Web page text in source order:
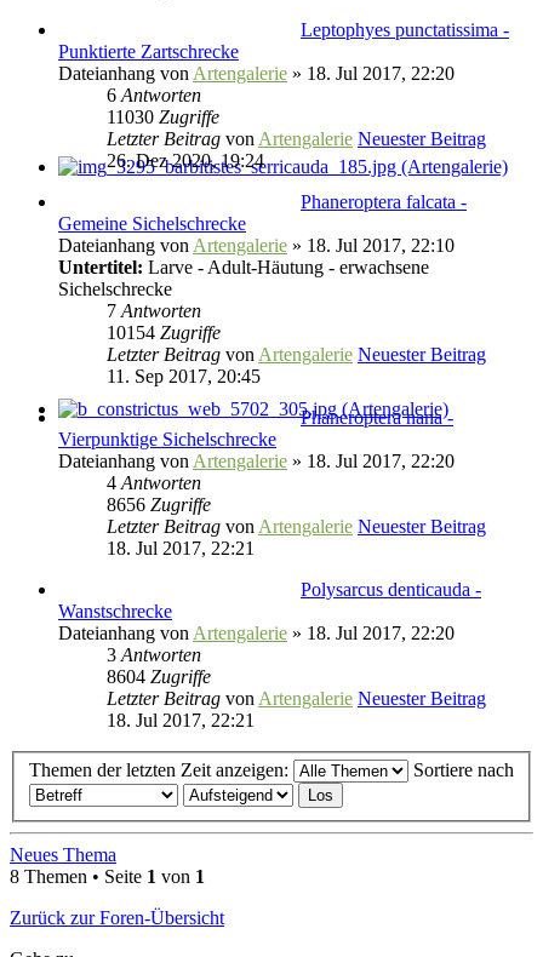
Leptophyes punctatissima -
Punktierte Zartschrecke
Dateianhang von Artengalerie » 18. Jul 2017, 22:20
6 Antworten
11030 Zugriffe
Letzter Beitrag von Artengalerie Neuester Beitrag
26. Dez 2020, 19:24
Phaneroptera falcata -
Gemeine Sichelschrecke
Dateianhang von Artengalerie » 18. Jul 2017, 22:10
Untertitel: Larve - Adult-Häutung - erwachsene
Sichelschrecke
7 Antworten
10154 Zugriffe
Letzter Beitrag von Artengalerie Neuester Beitrag
11. Sep 2017, 20:45
Phaneroptera nana -
Vierpunktige Sichelschrecke
Dateianhang von Artengalerie » 18. Jul 2017, 22:20
4 Antworten
8656 Zugriffe
Letzter Beitrag von Artengalerie Neuester Beitrag
18. Jul 2017, 22:21
Polysarcus denticauda -
Wanstschrecke
Dateianhang von Artengalerie » 18. Jul 2017, 22:20
3 Antworten
8604 Zugriffe
Letzter Beitrag von Artengalerie Neuester Beitrag
18. Jul 2017, 22:21
Themen der letzten Zeit anzeigen: Sortiere nach
Neues Thema
8 Themen • Seite 1 von 1
Zurück zur Foren-Übersicht